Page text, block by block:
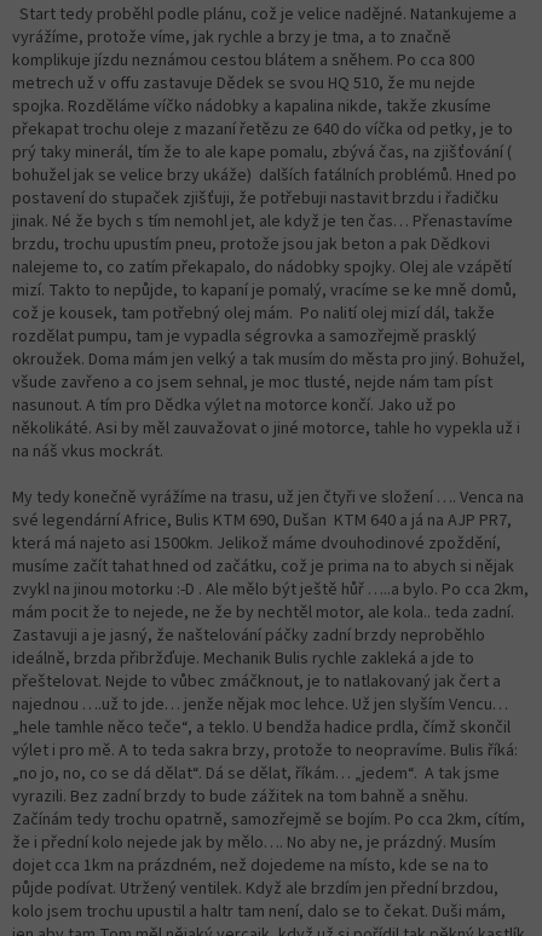
Start tedy proběhl podle plánu, což je velice nadějné. Natankujeme a
vyrážíme, protože víme, jak rychle a brzy je tma, a to značně
komplikuje jízdu neznámou cestou blátem a sněhem. Po cca 800
metrech už v offu zastavuje Dědek se svou HQ 510, že mu nejde
spojka. Rozděláme víčko nádobky a kapalina nikde, takže zkusíme
překapat trochu oleje z mazaní řetězu ze 640 do víčka od petky, je to
prý taky minerál, tím že to ale kape pomalu, zbývá čas, na zjišťování (
bohužel jak se velice brzy ukáže) dalších fatálních problémů. Hned po
postavení do stupaček zjišťuji, že potřebuji nastavit brzdu i řadičku
jinak. Né že bych s tím nemohl jet, ale když je ten čas… Přenastavíme
brzdu, trochu upustím pneu, protože jsou jak beton a pak Dědkovi
nalejeme to, co zatím překapalo, do nádobky spojky. Olej ale vzápětí
mizí. Takto to nepůjde, to kapaní je pomalý, vracíme se ke mně domů,
což je kousek, tam potřebný olej mám. Po nalití olej mizí dál, takže
rozdělat pumpu, tam je vypadla ségrovka a samozřejmě prasklý
okroužek. Doma mám jen velký a tak musím do města pro jiný. Bohužel,
všude zavřeno a co jsem sehnal, je moc tlusté, nejde nám tam píst
nasunout. A tím pro Dědka výlet na motorce končí. Jako už po
několikáté. Asi by měl zauvažovat o jiné motorce, tahle ho vypekla už i
na náš vkus mockrát.
My tedy konečně vyrážíme na trasu, už jen čtyři ve složení …. Venca na
své legendární Africe, Bulis KTM 690, Dušan KTM 640 a já na AJP PR7,
která má najeto asi 1500km. Jelikož máme dvouhodinové zpoždění,
musíme začít tahat hned od začátku, což je prima na to abych si nějak
zvykl na jinou motorku :-D . Ale mělo být ještě hůř …..a bylo. Po cca 2km,
mám pocit že to nejede, ne že by nechtěl motor, ale kola.. teda zadní.
Zastavuji a je jasný, že naštelování páčky zadní brzdy neproběhlo
ideálně, brzda přibržďuje. Mechanik Bulis rychle zakleká a jde to
přeštelovat. Nejde to vůbec zmáčknout, je to natlakovaný jak čert a
najednou ….už to jde… jenže nějak moc lehce. Už jen slyším Vencu…
„hele tamhle něco teče“, a teklo. U bendža hadice prdla, čímž skončil
výlet i pro mě. A to teda sakra brzy, protože to neopravíme. Bulis říká:
„no jo, no, co se dá dělat“. Dá se dělat, říkám… „jedem“. A tak jsme
vyrazili. Bez zadní brzdy to bude zážitek na tom bahně a sněhu.
Začínám tedy trochu opatrně, samozřejmě se bojím. Po cca 2km, cítím,
že i přední kolo nejede jak by mělo…. No aby ne, je prázdný. Musím
dojet cca 1km na prázdném, než dojedeme na místo, kde se na to
půjde podívat. Utržený ventilek. Když ale brzdím jen přední brzdou,
kolo jsem trochu upustil a haltr tam není, dalo se to čekat. Duši mám,